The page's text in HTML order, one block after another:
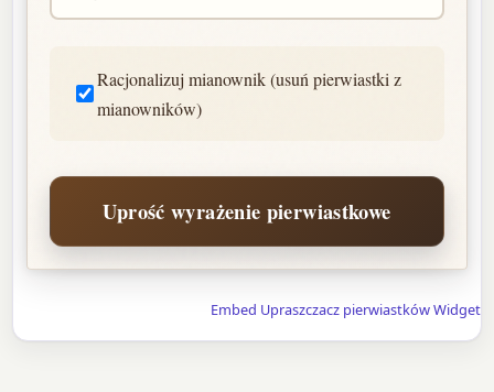
Racjonalizuj mianownik (usuń pierwiastki z
mianowników)
Uprość wyrażenie pierwiastkowe
Embed Upraszczacz pierwiastków Widget